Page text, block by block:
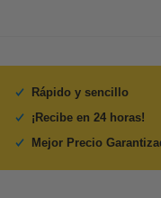
Rápido y sencillo
¡Recibe en 24 horas!
Mejor Precio